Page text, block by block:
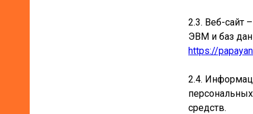
2.3. Веб-сайт
ЭВМ и баз
https://
2.4.
средств.